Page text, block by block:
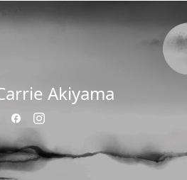
Akiyama